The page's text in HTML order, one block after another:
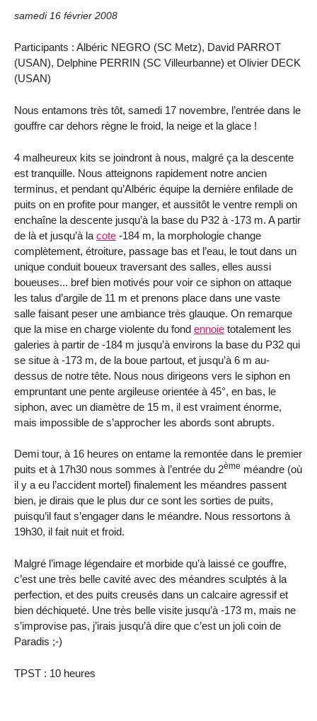
samedi 16 février 2008
Participants : Albéric NEGRO (SC Metz), David PARROT
(USAN), Delphine PERRIN (SC Villeurbanne) et Olivier DECK
(USAN)
Nous entamons très tôt, samedi 17 novembre, l’entrée dans le
gouffre car dehors règne le froid, la neige et la glace !
4 malheureux kits se joindront à nous, malgré ça la descente
est tranquille. Nous atteignons rapidement notre ancien
terminus, et pendant qu’Albéric équipe la dernière enfilade de
puits on en profite pour manger, et aussitôt le ventre rempli on
enchaîne la descente jusqu’à la base du P32 à -173 m. A partir
de là et jusqu’à la cote -184 m, la morphologie change
complètement, étroiture, passage bas et l’eau, le tout dans un
unique conduit boueux traversant des salles, elles aussi
boueuses... bref bien motivés pour voir ce siphon on attaque
les talus d’argile de 11 m et prenons place dans une vaste
salle faisant peser une ambiance très glauque. On remarque
que la mise en charge violente du fond ennoie totalement les
galeries à partir de -184 m jusqu’à environs la base du P32 qui
se situe à -173 m, de la boue partout, et jusqu’à 6 m au-
dessus de notre tête. Nous nous dirigeons vers le siphon en
empruntant une pente argileuse orientée à 45°, en bas, le
siphon, avec un diamètre de 15 m, il est vraiment énorme,
mais impossible de s’approcher les abords sont abrupts.
Demi tour, à 16 heures on entame la remontée dans le premier
puits et à 17h30 nous sommes à l’entrée du 2ème méandre (où
il y a eu l’accident mortel) finalement les méandres passent
bien, je dirais que le plus dur ce sont les sorties de puits,
puisqu’il faut s’engager dans le méandre. Nous ressortons à
19h30, il fait nuit et froid.
Malgré l’image légendaire et morbide qu’à laissé ce gouffre,
c’est une très belle cavité avec des méandres sculptés à la
perfection, et des puits creusés dans un calcaire agressif et
bien déchiqueté. Une très belle visite jusqu’à -173 m, mais ne
s’improvise pas, j’irais jusqu’à dire que c’est un joli coin de
Paradis ;-)
TPST : 10 heures